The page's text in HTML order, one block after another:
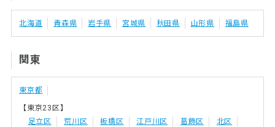
北海道 青森県 岩手県 宮城県 秋田県 山形県 福島県
関東
東京都
【東京23区】
足立区
荒川区 板橋区 江戸川区 葛飾区
北区